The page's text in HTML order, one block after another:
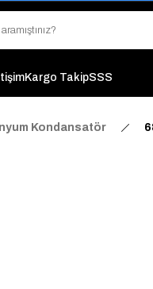
"Saat 14:00'a Kadar
"Binlerce Ürün
Kargo TakipSSS
Kondansatör